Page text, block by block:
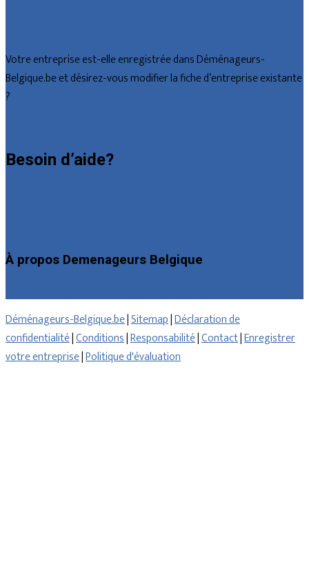
Votre entreprise est-elle enregistrée dans Déménageurs-
Belgique.be et désirez-vous modifier la fiche d’entreprise existante
?
Besoin d’aide?
À propos Demenageurs Belgique
Déménageurs-Belgique.be|Sitemap|Déclaration de
confidentialité|Conditions|Responsabilité|Contact|Enregistrer
votre entreprise|Politique d'évaluation